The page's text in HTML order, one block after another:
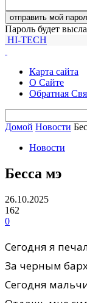
Пароль будет
HI-TECH
Карта сайта
О Сайте
Обратная
Домой Новости
Новости
Бесса мэ
26.10.2025
162
0
Сегодня я
За черным
Сегодня